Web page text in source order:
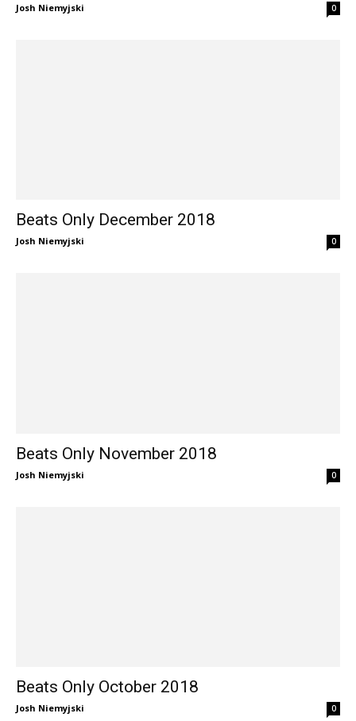
Josh Niemyjski 0
Beats Only December 2018
Josh Niemyjski 0
Beats Only November 2018
Josh Niemyjski 0
Beats Only October 2018
Josh Niemyjski 0